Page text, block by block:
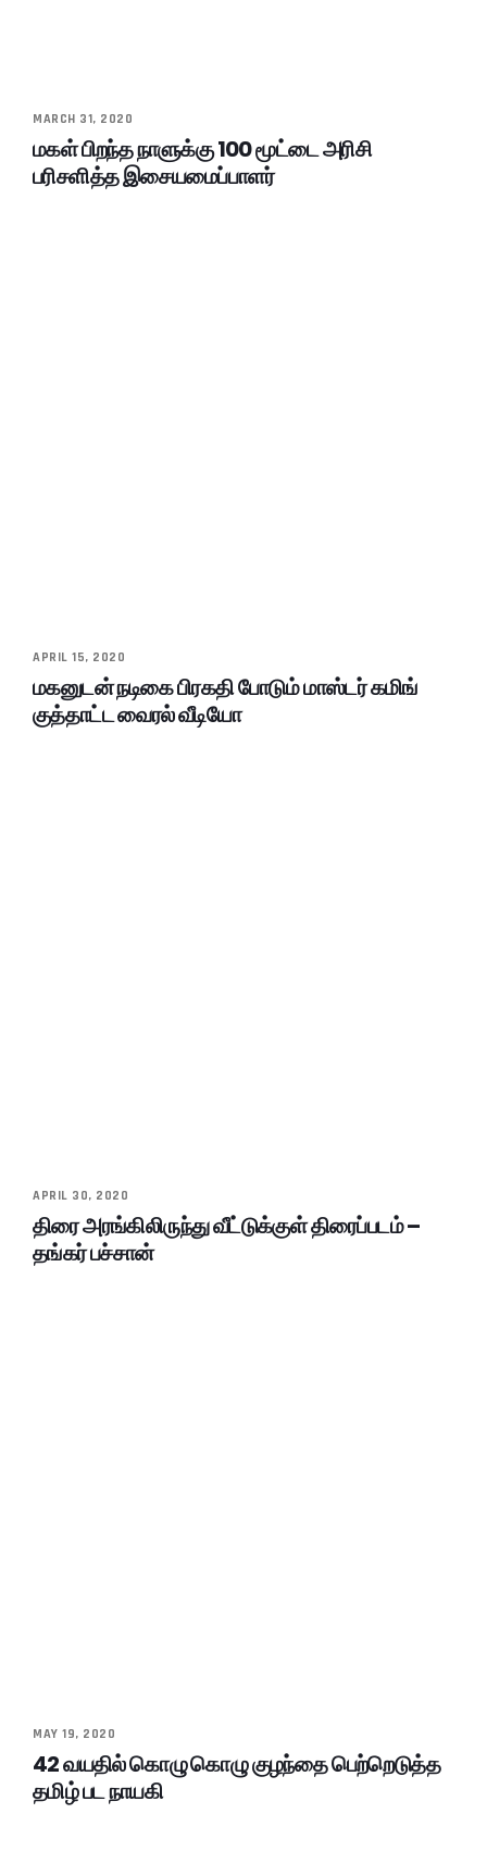
MARCH 31, 2020
மகள் பிறந்த நாளுக்கு 100 மூட்டை அரிசி
பரிசளித்த இசையமைப்பாளர்
APRIL 15, 2020
மகனுடன் நடிகை பிரகதி போடும் மாஸ்டர் கமிங்
குத்தாட்ட வைரல் வீடியோ
APRIL 30, 2020
திரை அரங்கிலிருந்து வீட்டுக்குள் திரைப்படம் –
தங்கர் பச்சான்
MAY 19, 2020
42 வயதில் கொழு கொழு குழந்தை பெற்றெடுத்த
தமிழ் பட நாயகி